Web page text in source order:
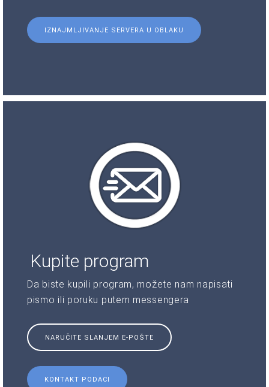
IZNAJMLJIVANJE SERVERA U OBLAKU
Kupite program
Da biste kupili program, možete nam napisati
pismo ili poruku putem messengera
NARUČITE SLANJEM E-POŠTE
KONTAKT PODACI